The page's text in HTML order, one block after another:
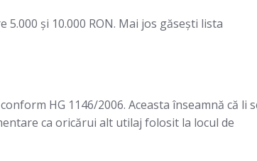
și 10.000 RON. Mai jos găsești lista
conform HG 1146/2006. Aceasta înseamnă că li
ca oricărui alt utilaj folosit la locul de